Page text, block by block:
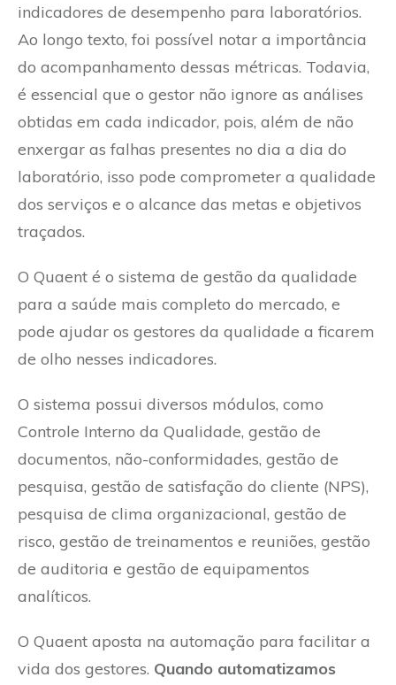
indicadores de desempenho para laboratórios.
Ao longo texto, foi possível notar a importância
do acompanhamento dessas métricas. Todavia,
é essencial que o gestor não ignore as análises
obtidas em cada indicador, pois, além de não
enxergar as falhas presentes no dia a dia do
laboratório, isso pode comprometer a qualidade
dos serviços e o alcance das metas e objetivos
traçados.
O Quaent é o sistema de gestão da qualidade
para a saúde mais completo do mercado, e
pode ajudar os gestores da qualidade a ficarem
de olho nesses indicadores.
O sistema possui diversos módulos, como
Controle Interno da Qualidade, gestão de
documentos, não-conformidades, gestão de
pesquisa, gestão de satisfação do cliente (NPS),
pesquisa de clima organizacional, gestão de
risco, gestão de treinamentos e reuniões, gestão
de auditoria e gestão de equipamentos
analíticos.
O Quaent aposta na automação para facilitar a
vida dos gestores. Quando automatizamos